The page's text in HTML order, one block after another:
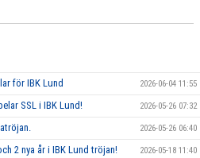
för IBK Lund 2026-06-04 11:55
SSL i IBK Lund! 2026-05-26 07:32
2026-05-26 06:40
2 nya år i IBK Lund tröjan! 2026-05-18 11:40